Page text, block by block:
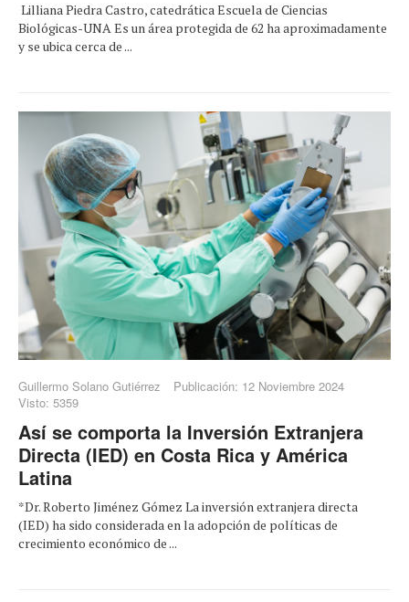
Lilliana Piedra Castro, catedrática Escuela de Ciencias
Biológicas-UNA Es un área protegida de 62 ha aproximadamente
y se ubica cerca de ...
Guillermo Solano Gutiérrez
Publicación: 12 Noviembre 2024
Visto: 5359
Así se comporta la Inversión Extranjera
Directa (IED) en Costa Rica y América
Latina
*Dr. Roberto Jiménez Gómez La inversión extranjera directa
(IED) ha sido considerada en la adopción de políticas de
crecimiento económico de ...